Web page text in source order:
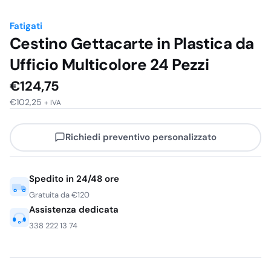
Fatigati
Cestino Gettacarte in Plastica da
Ufficio Multicolore 24 Pezzi
€124,75
€102,25 + IVA
Richiedi preventivo personalizzato
Spedito in 24/48 ore
Gratuita da €120
Assistenza dedicata
338 222 13 74